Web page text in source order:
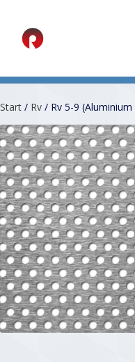
Start / Rv / Rv 5-9 (Aluminium